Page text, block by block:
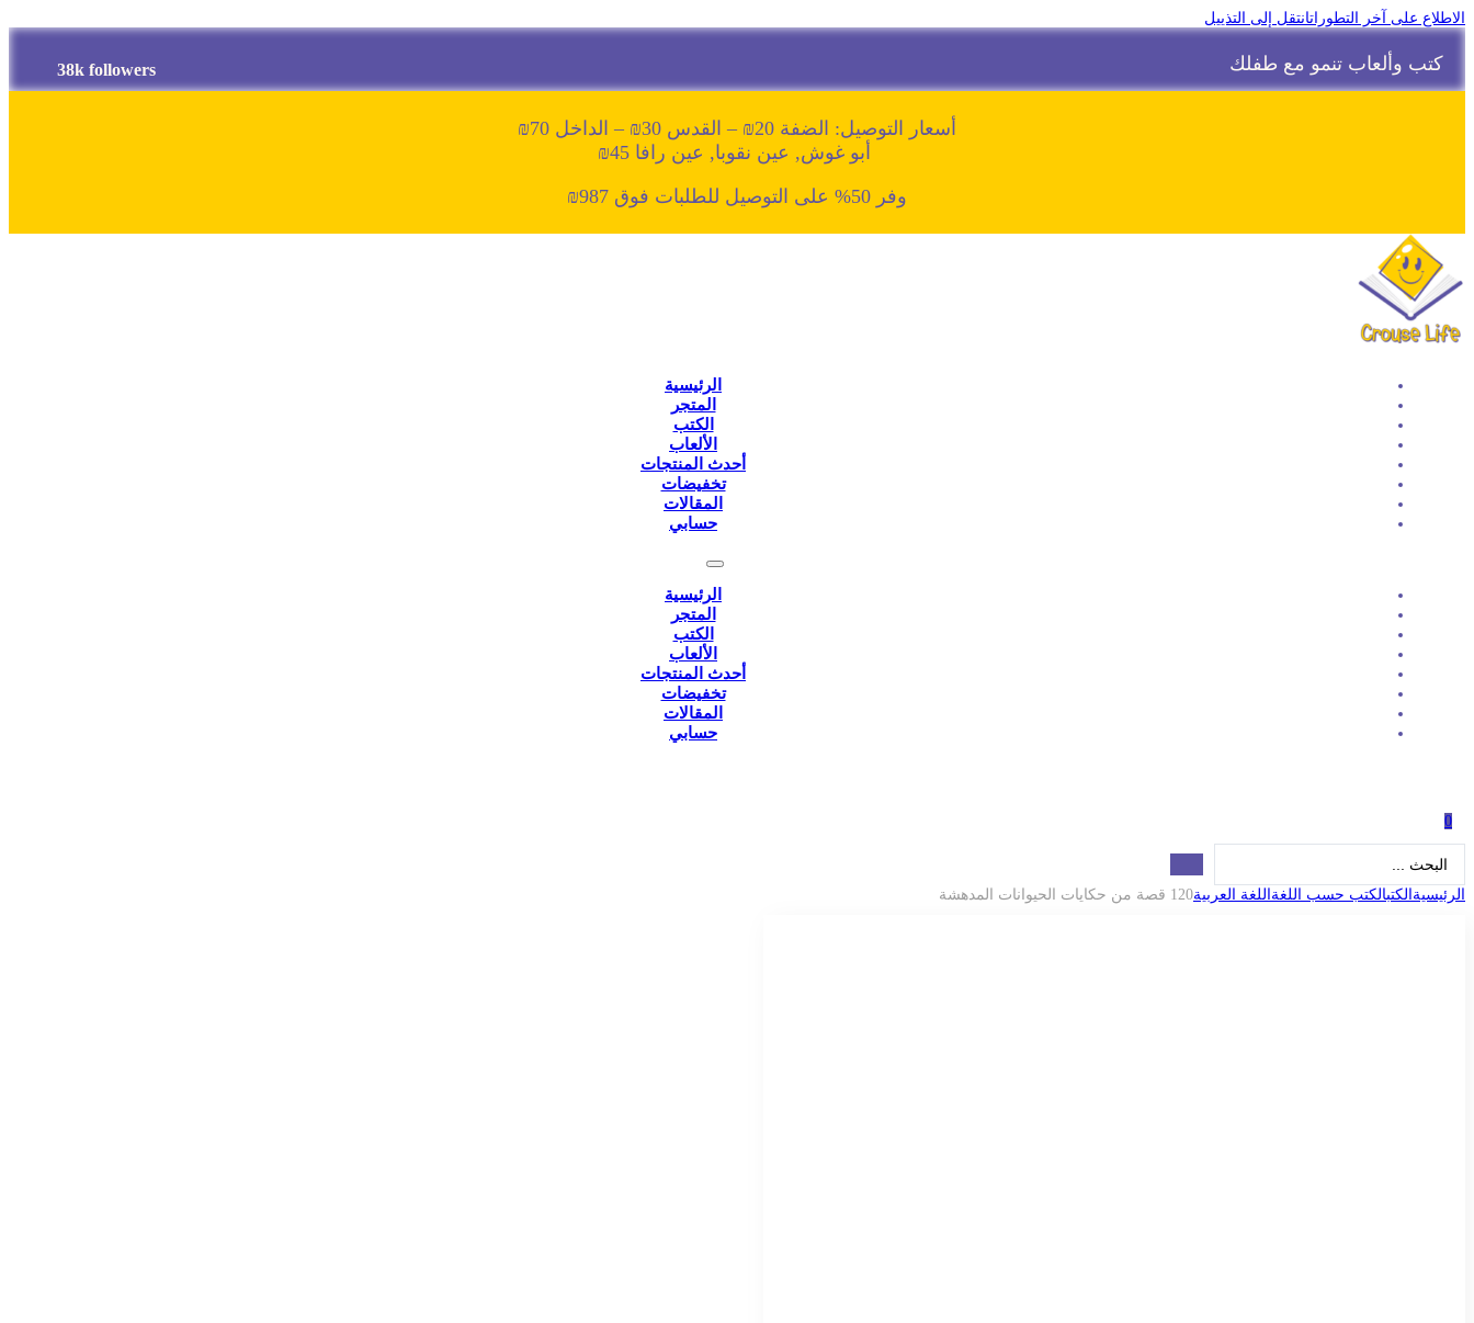
الاطلاع على آخر التطوراتانتقل إلى التذييل
كتب وألعاب تنمو مع طفلك 38k followers
أسعار التوصيل: الضفة 20₪ – القدس 30₪ – الداخل 70₪
أبو غوش, عين نقوبا, عين رافا 45₪
وفر 50% على التوصيل للطلبات فوق 987₪
الرئيسية
المتجر
الكتب
الألعاب
أحدث المنتجات
تخفيضات
المقالات
حسابي
الرئيسية
المتجر
الكتب
الألعاب
أحدث المنتجات
تخفيضات
المقالات
حسابي
0
الرئيسية الكتبالكتب حسب اللغة اللغة العربية120 قصة من حكايات الحيوانات المدهشة